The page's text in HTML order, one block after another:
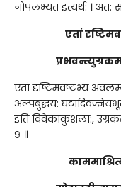
नोपलभ्यत इत्यर्थ: । अत:
एतां
एतां दृष्टिमवष्टभ्य
अल्पबुद्धय:
इति विवेकाकुशला:,
९ ॥